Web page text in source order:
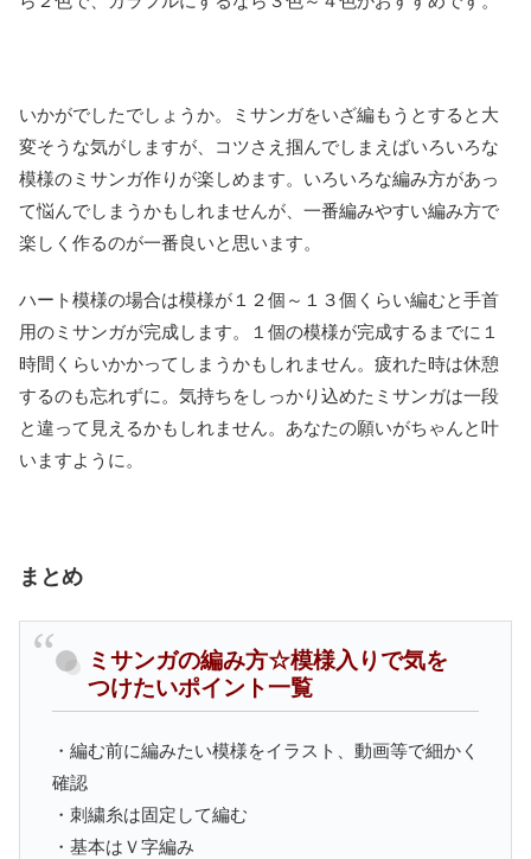
いかがでしたでしょうか。ミサンガをいざ編もうとすると大
変そうな気がしますが、コツさえ掴んでしまえばいろいろな
模様のミサンガ作りが楽しめます。いろいろな編み方があっ
て悩んでしまうかもしれませんが、一番編みやすい編み方で
楽しく作るのが一番良いと思います。
ハート模様の場合は模様が１２個～１３個くらい編むと手首
用のミサンガが完成します。１個の模様が完成するまでに１
時間くらいかかってしまうかもしれません。疲れた時は休憩
するのも忘れずに。気持ちをしっかり込めたミサンガは一段
と違って見えるかもしれません。あなたの願いがちゃんと叶
いますように。
まとめ
ミサンガの編み方☆模様入りで気を
つけたいポイント一覧
・編む前に編みたい模様をイラスト、動画等で細かく
確認
・刺繍糸は固定して編む
・基本はＶ字編み